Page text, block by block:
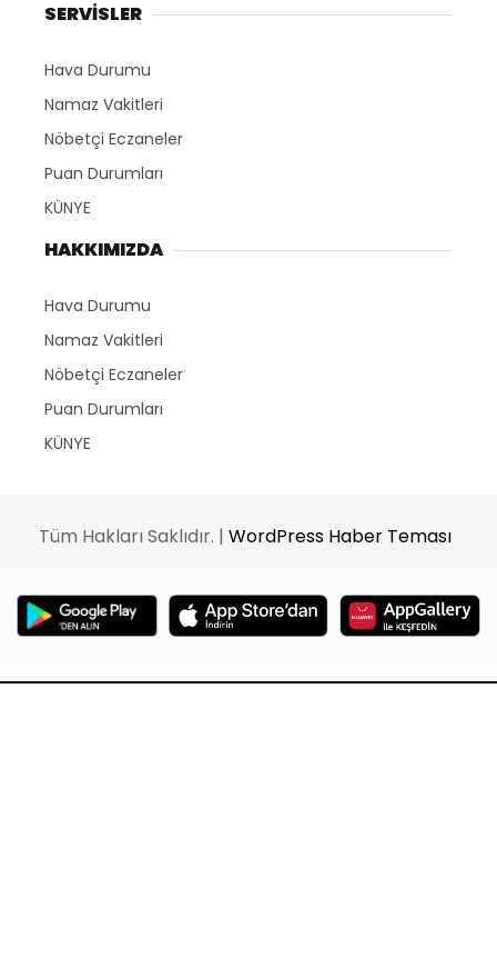
SERVİSLER
Hava Durumu
Namaz Vakitleri
Nöbetçi Eczaneler
Puan Durumları
KÜNYE
HAKKIMIZDA
Hava Durumu
Namaz Vakitleri
Nöbetçi Eczaneler
Puan Durumları
KÜNYE
Tüm Hakları Saklıdır. | WordPress Haber Teması